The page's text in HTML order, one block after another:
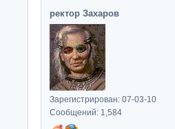
ректор Захаров
Зарегистрирован: 07-03-10
Сообщений: 1,584